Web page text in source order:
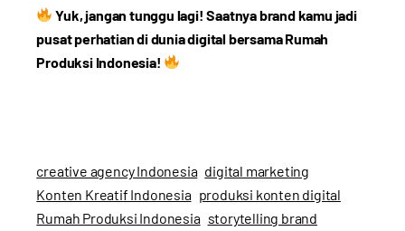
Yuk, jangan tunggu lagi! Saatnya brand kamu jadi
pusat perhatian di dunia digital bersama Rumah
Produksi Indonesia!
creative agency Indonesia digital marketing
Konten Kreatif Indonesia produksi konten digital
Rumah Produksi Indonesia storytelling brand